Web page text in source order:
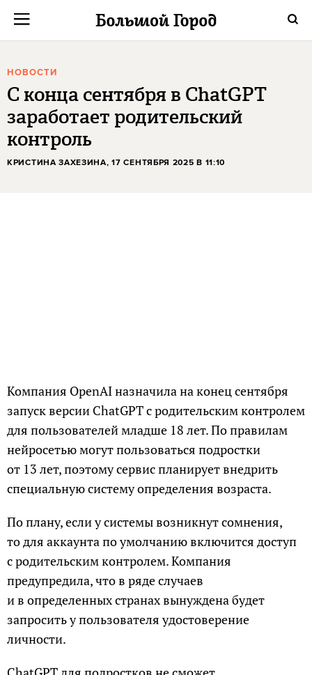
НОВОСТИ
С конца сентября в ChatGPT
заработает родительский
контроль
КРИСТИНА ЗАХЕЗИНА, 17 СЕНТЯБРЯ 2025 В 11:10
Компания OpenAI назначила на конец сентября
запуск версии ChatGPT с родительским контролем
для пользователей младше 18 лет. По правилам
нейросетью могут пользоваться подростки
от 13 лет, поэтому сервис планирует внедрить
специальную систему определения возраста.
По плану, если у системы возникнут сомнения,
то для аккаунта по умолчанию включится доступ
с родительским контролем. Компания
предупредила, что в ряде случаев
и в определенных странах вынуждена будет
запросить у пользователя удостоверение
личности.